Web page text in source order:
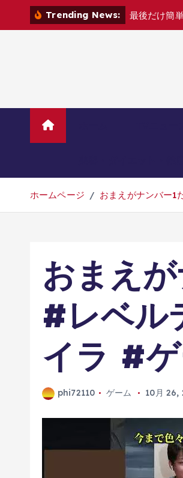
Trending News: 最後だけ簡
ホームページ おまえがナンバー
おまえ
#レベル
イラ #
phi72110 ゲーム 10月 26,